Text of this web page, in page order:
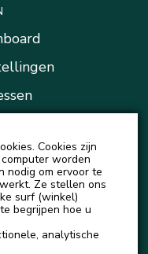
Kluis
details
Cookies zijn
worden
nodig om ervoor te
Ze stellen ons
surf (winkel)
begrijpen hoe u
analytische